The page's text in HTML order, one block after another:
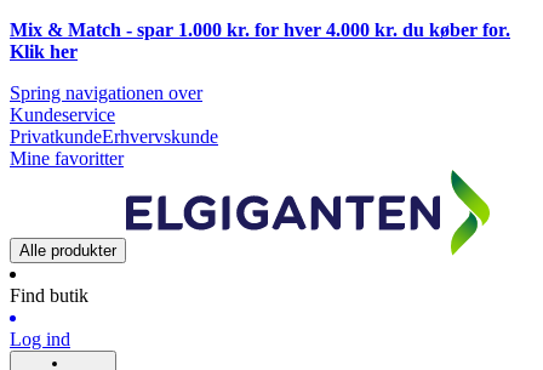
Mix & Match - spar 1.000 kr. for hver 4.000 kr. du køber for.
Klik her
Spring navigationen over
Kundeservice
PrivatkundeErhvervskunde
Mine favoritter
Alle produkter
Find butik
Log ind